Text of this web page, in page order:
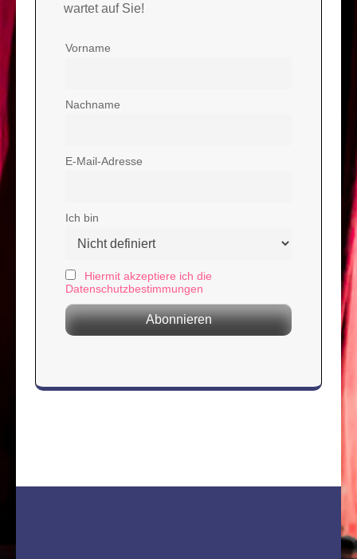
wartet auf Sie!
Vorname
Nachname
E-Mail-Adresse
Ich bin
Hiermit akzeptiere ich die
Datenschutzbestimmungen